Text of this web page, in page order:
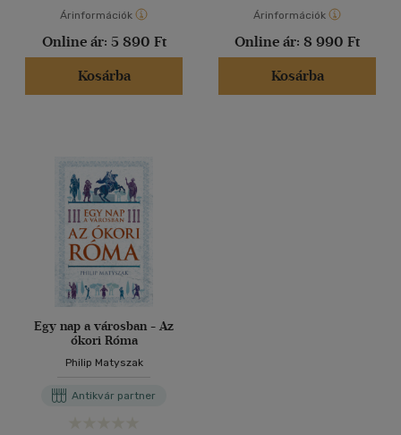
Árinformációk
Online ár: 5 890 Ft
Kosárba
Árinformációk
Online ár: 8 990 Ft
Kosárba
Egy nap a városban - Az
ókori Róma
Philip Matyszak
Antikvár partner